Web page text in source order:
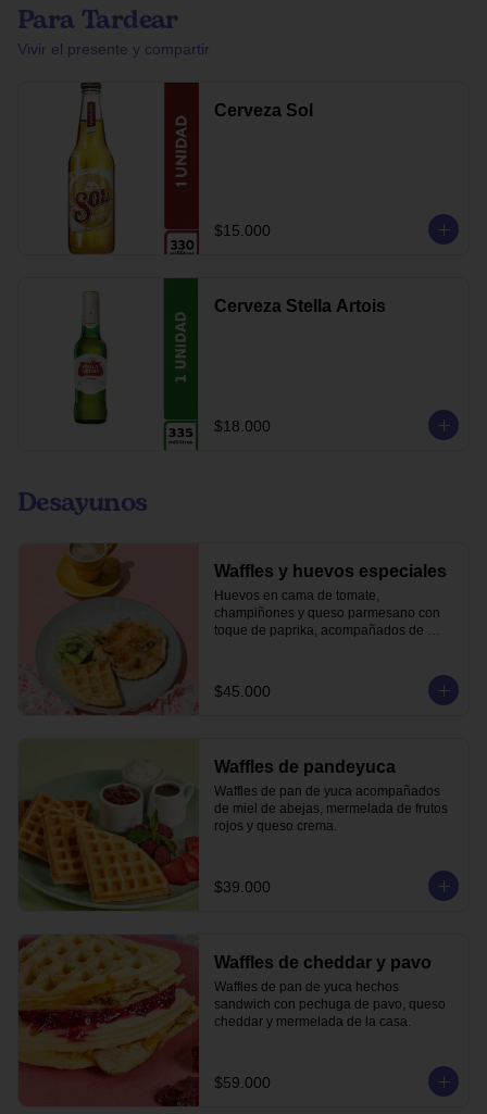
Para Tardear
Vivir el presente y compartir
Cerveza Sol
$15.000
Cerveza Stella Artois
$18.000
Desayunos
Waffles y huevos especiales
Huevos en cama de tomate,
champiñones y queso parmesano con
toque de paprika, acompañados de
$45.000
Waffles de pandeyuca
Waffles de pan de yuca acompañados
de miel de abejas, mermelada de frutos
rojos y queso crema.
$39.000
Waffles de cheddar y pavo
Waffles de pan de yuca hechos
sandwich con pechuga de pavo, queso
cheddar y mermelada de la casa.
$59.000